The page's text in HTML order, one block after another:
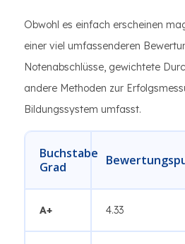
Obwohl es einfach erscheinen
einer viel umfassenderen
Notenabschlüsse, gewichtete
andere Methoden zur
Bildungssystem umfasst.
Buchstabe
Grad
A+ 4.33